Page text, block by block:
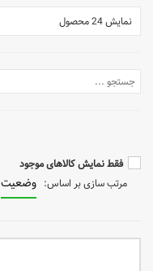
نمایش 24 محصول
فقط نمایش کالاهای موجود
وضعیت